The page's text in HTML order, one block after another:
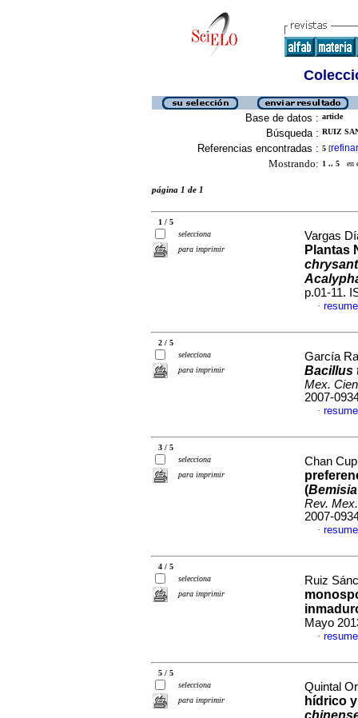
Base de datos : article
Búsqueda : RUIZ
Referencias encontradas : 5 [refinar
Mostrando: 1 .. 5 en
página 1 de 1
1 / 5
selecciona
para imprimir
Vargas
Plantas
p.01-11.
·
2 / 5
selecciona
para imprimir
García
Bacillus
Mex.
2007-
·
3 / 5
selecciona
para imprimir
Chan
(
Rev.
2007-
·
4 / 5
selecciona
para imprimir
Ruiz
Mayo
·
5 / 5
selecciona
para imprimir
Quintal
hídrico